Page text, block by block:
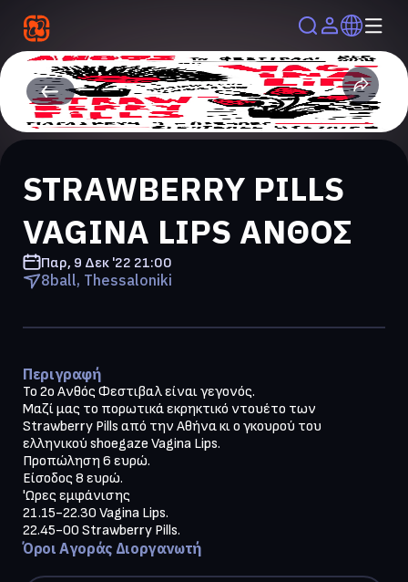
STRAWBERRY PILLS
VAGINA LIPS ΑΝΘΟΣ
Παρ, 9 Δεκ '22 21:00
8ball, Thessaloniki
Περιγραφή
Το 2ο Ανθός Φεστιβαλ είναι γεγονός.
Mαζί μας το πορωτικά εκρηκτικό ντουέτο των
Strawberry Pills από την Αθήνα κι ο γκουρού του
ελληνικού shoegaze Vagina Lips.
Προπώληση 6 ευρώ.
Είσοδος 8 ευρώ.
'Ωρες εμφάνισης
21.15-22.30 Vagina Lips.
22.45-00 Strawberry Pills.
Όροι Αγοράς Διοργανωτή